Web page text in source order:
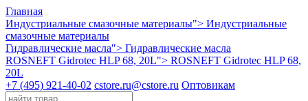
Главная
Индустриальные смазочные материалы"> Индустриальные
смазочные материалы
Гидравлические масла"> Гидравлические масла
ROSNEFT Gidrotec HLP 68, 20L"> ROSNEFT Gidrotec HLP 68,
20L
+7 (495) 921-40-02 cstore.ru@cstore.ru Оптовикам